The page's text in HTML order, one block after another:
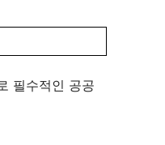
필수적인 공공